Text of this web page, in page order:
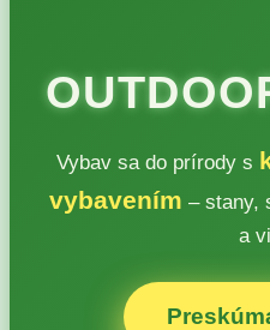
Vybav sa do prírody s
vybavením – stany,
a